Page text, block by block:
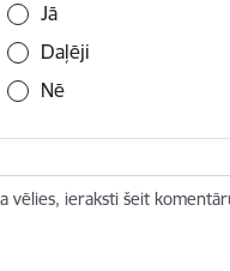
Jā
Daļēji
Nē
vēlies, ieraksti šeit